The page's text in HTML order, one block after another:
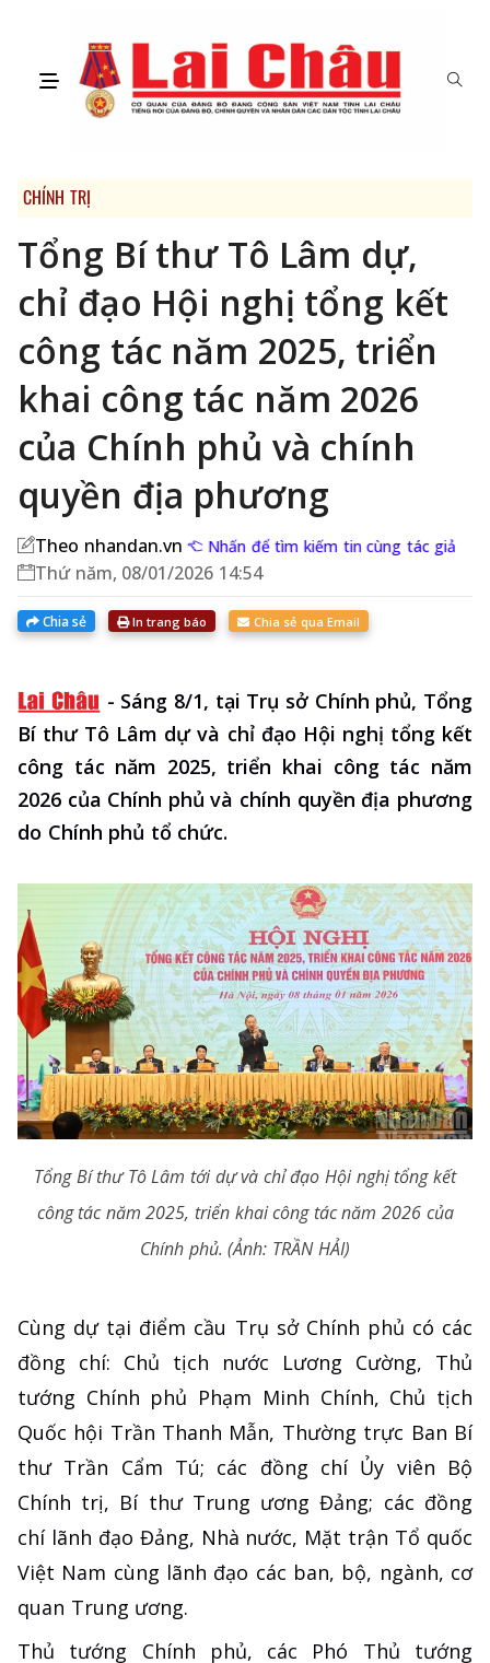
CHÍNH TRỊ
Tổng Bí thư Tô Lâm dự,
chỉ đạo Hội nghị tổng kết
công tác năm 2025, triển
khai công tác năm 2026
của Chính phủ và chính
quyền địa phương
Theo nhandan.vn Nhấn để tìm kiếm tin cùng tác giả
Thứ năm, 08/01/2026 14:54
Chia sẻ In trang báo Chia sẻ qua Email
- Sáng 8/1, tại Trụ sở Chính phủ, Tổng
Bí thư Tô Lâm dự và chỉ đạo Hội nghị tổng kết
công tác năm 2025, triển khai công tác năm
2026 của Chính phủ và chính quyền địa phương
do Chính phủ tổ chức.
Tổng Bí thư Tô Lâm tới dự và chỉ đạo Hội nghị tổng kết
công tác năm 2025, triển khai công tác năm 2026 của
Chính phủ. (Ảnh: TRẦN HẢI)
Cùng dự tại điểm cầu Trụ sở Chính phủ có các
đồng chí: Chủ tịch nước Lương Cường, Thủ
tướng Chính phủ Phạm Minh Chính, Chủ tịch
Quốc hội Trần Thanh Mẫn, Thường trực Ban Bí
thư Trần Cẩm Tú; các đồng chí Ủy viên Bộ
Chính trị, Bí thư Trung ương Đảng; các đồng
chí lãnh đạo Đảng, Nhà nước, Mặt trận Tổ quốc
Việt Nam cùng lãnh đạo các ban, bộ, ngành, cơ
quan Trung ương.
Thủ tướng Chính phủ, các Phó Thủ tướng